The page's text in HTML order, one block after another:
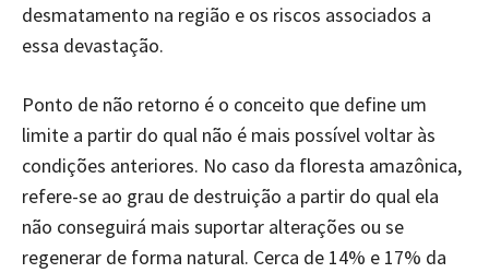
desmatamento na região e os riscos associados a
essa devastação.
Ponto de não retorno é o conceito que define um
limite a partir do qual não é mais possível voltar às
condições anteriores. No caso da floresta amazônica,
refere-se ao grau de destruição a partir do qual ela
não conseguirá mais suportar alterações ou se
regenerar de forma natural. Cerca de 14% e 17% da